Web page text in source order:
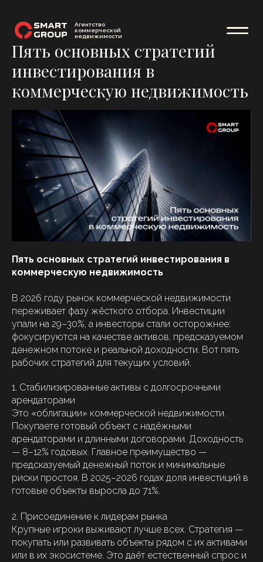
коммерческой
недвижимости
Пять основных стратегий
инвестирования в
коммерческую недвижимость
Пять основных стратегий инвестирования в
коммерческую недвижимость
В 2026 году рынок коммерческой недвижимости
переживает фазу жёсткого отбора. Инвестиции
упали на 29–30%, а инвесторы стали осторожнее:
фокусируются на качестве активов, предсказуемом
денежном потоке и реальной доходности. Вот пять
рабочих стратегий для текущих условий.
1. Стабилизированные активы с долгосрочными
арендаторами
Это «облигации» коммерческой недвижимости.
Покупаете готовый объект с надёжными
арендаторами и длинными договорами. Доходность
— 8–12% годовых. Главное преимущество —
предсказуемый денежный поток и минимальные
риски простоя. В 2025–2026 годах доля инвестиций в
готовые объекты выросла до 71%.
2. Присоединение к лидерам рынка
Крупные игроки выживают лучше всех. Стратегия —
покупать или развивать объекты рядом с их активами
или в их экосистеме. Это даёт естественный спрос и